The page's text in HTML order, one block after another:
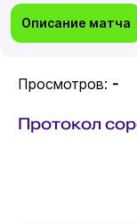
Описание матча
Просмотров: -
Протокол